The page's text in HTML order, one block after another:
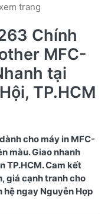
trang
Chính
MFC-
tại
TP.HCM
cho máy in MFC-
màu. Giao nhanh
TP.HCM. Cam kết
giá cạnh tranh cho
hệ ngay Nguyễn Hợp